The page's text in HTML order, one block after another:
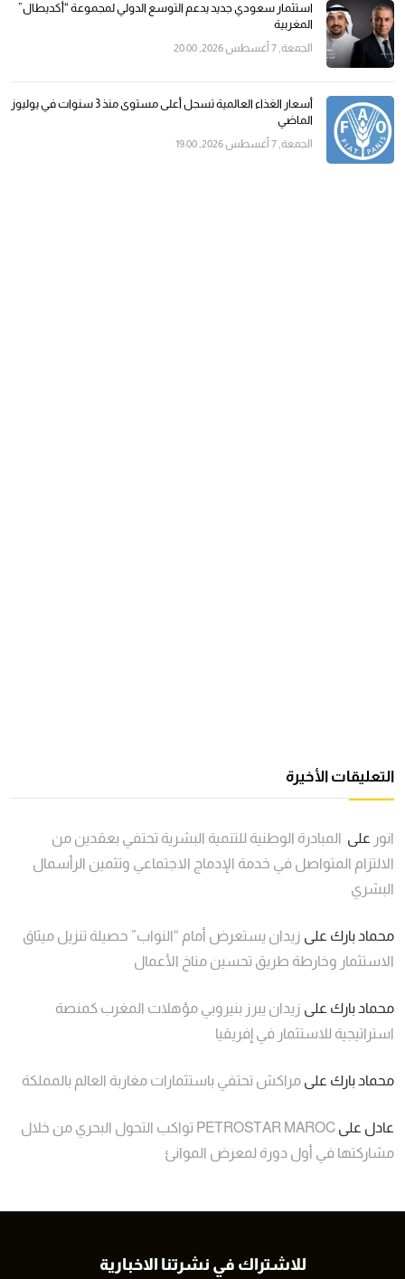
استثمار سعودي جديد يدعم التوسع الدولي لمجموعة “أكديطال”
المغربية
الجمعة, 7 أغسطس 2026, 20:00
أسعار الغذاء العالمية تسجل أعلى مستوى منذ 3 سنوات في يوليوز
الماضي
الجمعة, 7 أغسطس 2026, 19:00
التعليقات الأخيرة
انور على المبادرة الوطنية للتنمية البشرية تحتفي بعقدين من
الالتزام المتواصل في خدمة الإدماج الاجتماعي وتثمين الرأسمال
البشري
محماد بارك على زيدان يستعرض أمام “النواب” حصيلة تنزيل ميثاق
الاستثمار وخارطة طريق تحسين مناخ الأعمال
محماد بارك على زيدان يبرز بنيروبي مؤهلات المغرب كمنصة
استراتيجية للاستثمار في إفريقيا
محماد بارك على مراكش تحتفي باستثمارات مغاربة العالم بالمملكة
عادل على
PETROSTAR MAROC تواكب التحول البحري من خلال
مشاركتها في أول دورة لمعرض الموانئ
للاشتراك في نشرتنا الاخبارية